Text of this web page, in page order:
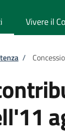
Vivere il
/